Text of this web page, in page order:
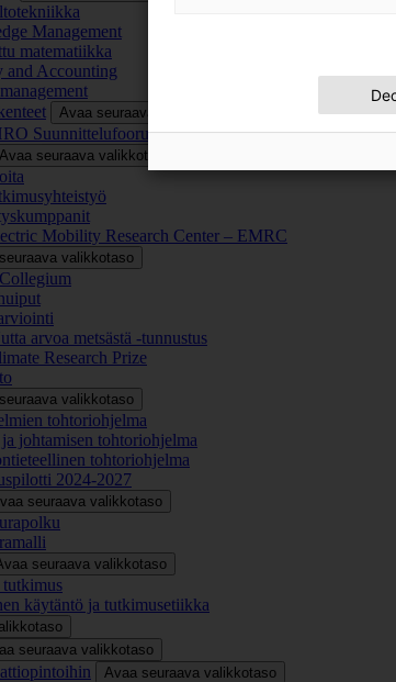
Management
matematiikka
and Accounting
Avaa seuraava valikkotaso
Suunnittelufoorumi
Avaa seuraava valikkotaso
Mobility Research Center – EMRC
valikkotaso
arvoa metsästä -tunnustus
Research Prize
valikkotaso
tohtoriohjelma
johtamisen tohtoriohjelma
tohtoriohjelma
2024-2027
seuraava valikkotaso
seuraava valikkotaso
käytäntö ja tutkimusetiikka
seuraava valikkotaso
Avaa seuraava valikkotaso